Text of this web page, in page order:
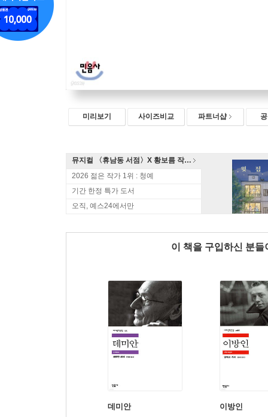
미리보기 사이즈비교 파트너샵
뮤지컬 〈휴남동 서점〉X 황보름 작가 북토크
2026 젊은 작가 1위 : 청예
기간 한정 특가 도서
오직, 예스24에서만
이 책을 구입하신 분
데미안 이방인